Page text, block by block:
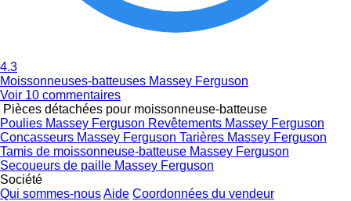
4.3
Moissonneuses-batteuses Massey Ferguson
Voir 10 commentaires
Pièces détachées pour moissonneuse-batteuse
Poulies Massey Ferguson Revêtements Massey Ferguson
Concasseurs Massey Ferguson Tarières Massey Ferguson
Tamis de moissonneuse-batteuse Massey Ferguson
Secoueurs de paille Massey Ferguson
Société
Qui sommes-nousAide Coordonnées du vendeur